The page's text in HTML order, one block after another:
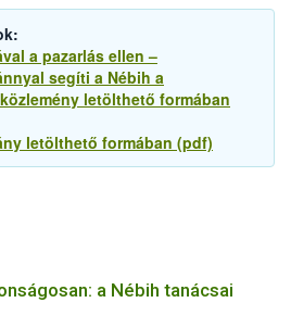
a pazarlás ellen –
segíti a Nébih a
letölthető formában
letölthető formában (pdf)
a Nébih tanácsai